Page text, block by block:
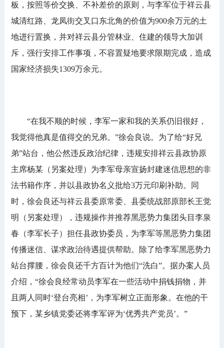
板，按照等价交换、不补差价的原则，与李军位于祥云县
城清红路、龙凤街交叉口东北角的价值为900余万元的土
地进行置换，并对祥云县分管林业、住建的领导大加训
斥，强行安排工作事项，不容置疑地要求限期完成，造成
国家经济损失1309万余元。
“在我不顺的时候，李军一家和我的关系仍旧很好，
我觉得他真是值得交的兄弟。”徐会良说。为了给“好兄
弟”站台，他公然违反政治纪律，违规安排祥云县政协原
主席杨某（另案处理）为李军母亲宣扬封建迷信思想的非
法书籍作序，并以县政协名义批给3万元印刷补助。同
时，徐会良还与祥云县委原常委、县委统战部原部长王觉
明（另案处理），违规操作并推荐黑恶势力集团头目李泉
春（李军长子）担任县政协委员，为李军等黑恶势力集团
传播迷信、谋求政治待遇提供帮助。除了给李军黑恶势力
站台撑腰，徐会良还千方百计为他们“洗白”。据办案人员
介绍，“徐会良经常动员李军在一些活动中捐钱捐物，并
且两人同时‘登台亮相’，为李军树立正面形象。在他的干
预下，某乡镇党委还将李军评为‘优秀共产党员’。”